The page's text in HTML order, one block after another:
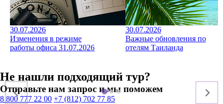
30.07.2026
Изменения в режиме
работы офиса 31.07.2026
30.07.2026
Важные обновления по
отелям Таиланда
Не нашли подходящий тур?
Отправьте нам запрос и мы поможем
8 800 777 22 00 +7 (812) 702 77 85